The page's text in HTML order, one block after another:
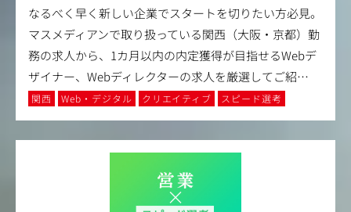
なるべく早く新しい企業でスタートを切りたい方必見。
マスメディアンで取り扱っている関西（大阪・京都）勤
務の求人から、1カ月以内の内定獲得が目指せるWebデ
ザイナー、Webディレクターの求人を厳選してご紹…
関西 Web・デジタル クリエイティブ スピード選考